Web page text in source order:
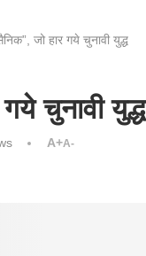
जो हार गये चुनावी युद्ध
चुनावी युद्ध
A+A-